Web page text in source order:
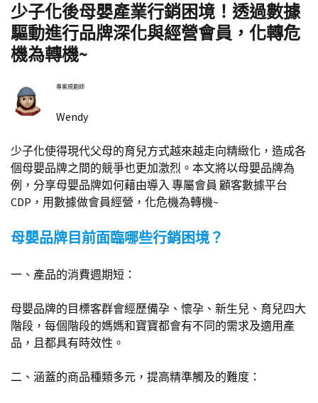
少子化後母嬰產業行銷困境！透過數據
驅動進行品牌深化與經營會員，化轉危
機為轉機~
專案規劃師
Wendy
少子化使得現代父母的育兒方式越來越走向精緻化，造成各
個母嬰品牌之間的競爭也更加激烈。本文將以母嬰品牌為
例，分享母嬰品牌如何藉由導入 專屬會員 顧客數據平台
CDP，用數據做會員經營，化危機為轉機~
母嬰品牌目前面臨哪些行銷困境？
一、產品的消費週期短：
母嬰品牌的目標客群會經歷備孕、懷孕、新生兒、育兒四大
階段，每個階段的媽媽和寶寶都會有不同的需求及適用產
品，且都具有時效性。
二、涵蓋的商品種類多元，提高精準觸及的難度：